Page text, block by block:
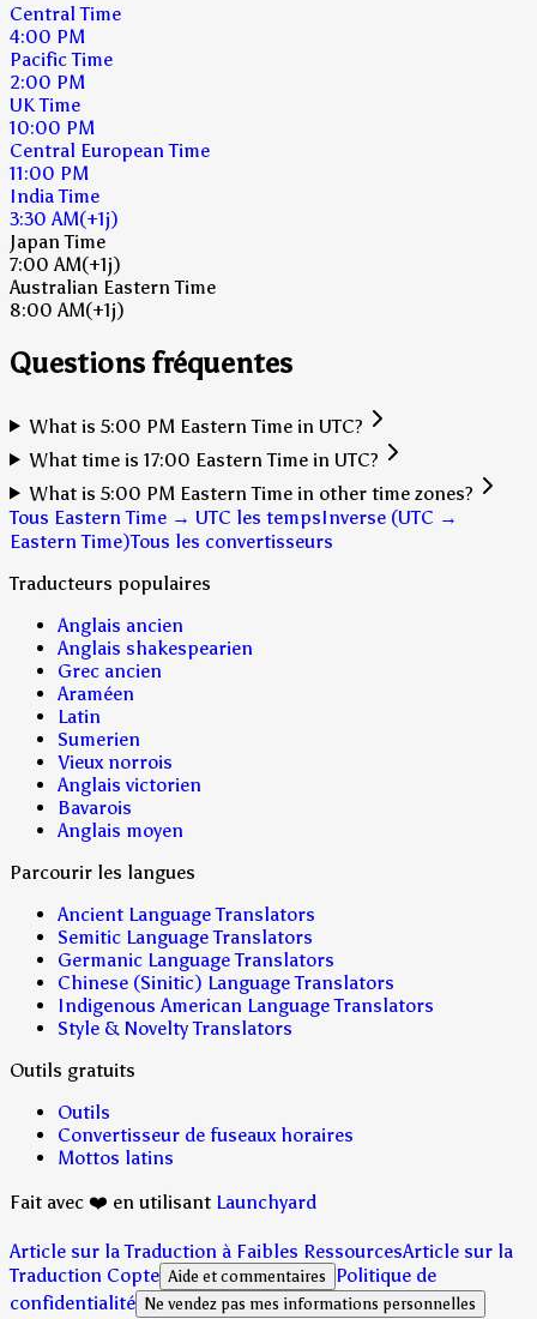
Central Time
4:00 PM
Pacific Time
2:00 PM
UK Time
10:00 PM
Central European Time
11:00 PM
India Time
3:30 AM(+1j)
Japan Time
7:00 AM(+1j)
Australian Eastern Time
8:00 AM(+1j)
Questions fréquentes
What is 5:00 PM Eastern Time in UTC?
What time is 17:00 Eastern Time in UTC?
What is 5:00 PM Eastern Time in other time zones?
Tous Eastern Time → UTC les tempsInverse (UTC →
Eastern Time)Tous les convertisseurs
Traducteurs populaires
Anglais ancien
Anglais shakespearien
Grec ancien
Araméen
Latin
Sumerien
Vieux norrois
Anglais victorien
Bavarois
Anglais moyen
Parcourir les langues
Ancient Language Translators
Semitic Language Translators
Germanic Language Translators
Chinese (Sinitic) Language Translators
Indigenous American Language Translators
Style & Novelty Translators
Outils gratuits
Outils
Convertisseur de fuseaux horaires
Mottos latins
Fait avec ❤️ en utilisant Launchyard
Article sur la Traduction à Faibles RessourcesArticle sur la
Traduction Copte Aide et commentaires Politique de
confidentialité Ne vendez pas mes informations personnelles